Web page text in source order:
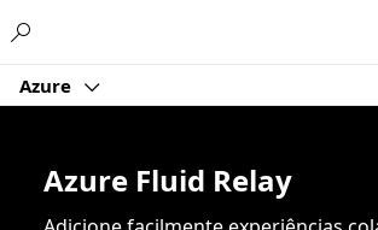
Azure
Azure Fluid Relay